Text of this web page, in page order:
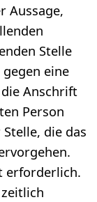
Aussage,
Stelle
eine
Anschrift
Person
die das
erforderlich.